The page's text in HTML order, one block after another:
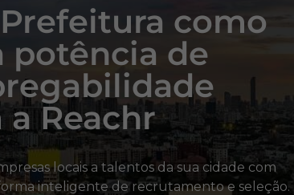
como
potência de
Reachr
locais a talentos da sua cidade com
inteligente de recrutamento e seleção.